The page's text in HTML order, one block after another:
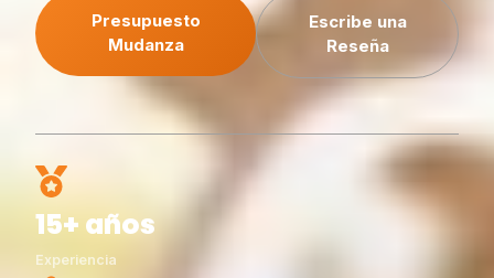
Presupuesto
Mudanza
Escribe una
Reseña
15+ años
Experiencia